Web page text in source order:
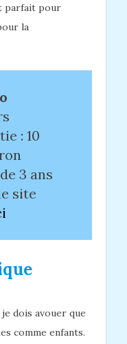
parfait pour
la
: 10
3 ans
site
dois avouer que
comme enfants.